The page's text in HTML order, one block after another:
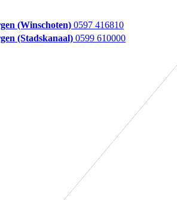
(Winschoten) 0597 416810
(Stadskanaal) 0599 610000